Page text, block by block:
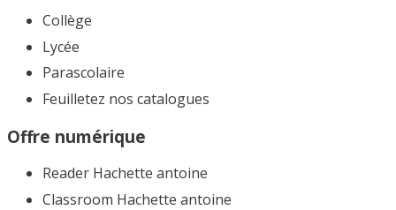
Collège
Lycée
Parascolaire
Feuilletez nos catalogues​
Offre numérique
Reader Hachette antoine
Classroom Hachette antoine